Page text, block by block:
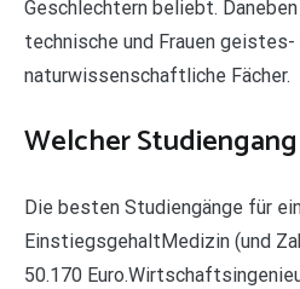
Geschlechtern beliebt.
technische und Frauen geistes-
naturwissenschaftliche Fächer.
Welcher
Die besten Studiengänge für
EinstiegsgehaltMedizin (und
50.170